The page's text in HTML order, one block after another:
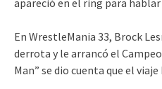
En WrestleMania 33, Brock
derrota y le arrancó el
Man” se dio cuenta que el